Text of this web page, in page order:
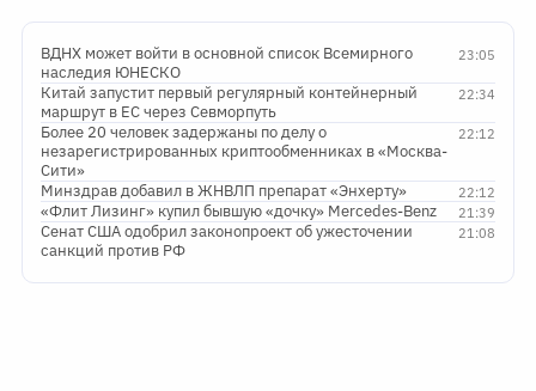
23:05
ВДНХ может войти в основной список Всемирного
наследия ЮНЕСКО
22:34
Китай запустит первый регулярный контейнерный
маршрут в ЕС через Севморпуть
22:12
Более 20 человек задержаны по делу о
незарегистрированных криптообменниках в «Москва-
Сити»
22:12
Минздрав добавил в ЖНВЛП препарат «Энхерту»
21:39
«Флит Лизинг» купил бывшую «дочку» Mercedes-Benz
21:08
Сенат США одобрил законопроект об ужесточении
санкций против РФ